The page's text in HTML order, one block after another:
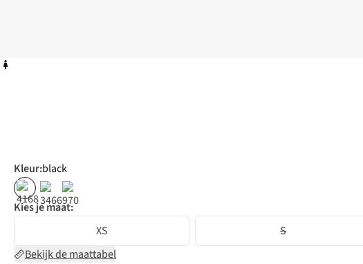
Kleur:black
Kies je maat:
XS
S
Bekijk de maattabel